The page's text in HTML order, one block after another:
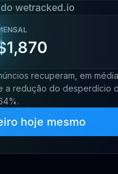
wetracked.io
recuperam, em
a redução do desperdício
hoje mesmo